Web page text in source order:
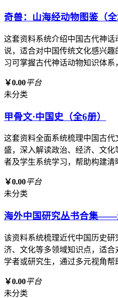
奇兽：山海经动物图鉴（全
这套资料系统介绍中国古代神
说，适合对中国传统文化感兴
习可掌握古代神话动物知识体
￥0.00平台
未分类
甲骨文·中国史（全6册）
这套资料全面系统梳理中国古
盛，深入解读政治、经济、文
者及学生系统学习，帮助构建
￥0.00平台
未分类
海外中国研究丛书合集——
该资料系统梳理近代中国历史
济、文化等多领域知识点，适
学者或研究生，通过多元视角
￥0.00平台
未分类